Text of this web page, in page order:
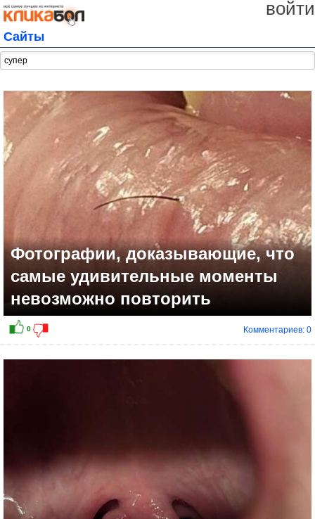
войти
Сайты
Фотографии, доказывающие, что
самые удивительные моменты
невозможно повторить
Комментариев: 0